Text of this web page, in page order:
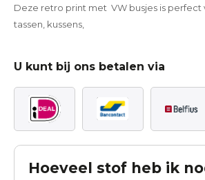
Deze retro print met VW busjes is perfect
tassen, kussens,
U kunt bij ons betalen via
Hoeveel stof heb ik